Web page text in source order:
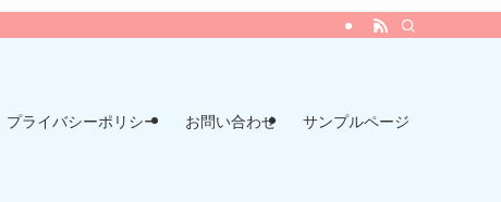
プライバシーポリシー お問い合わせ サンプルページ